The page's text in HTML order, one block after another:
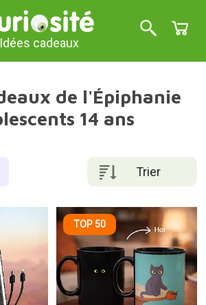
Idées cadeaux
de l'Épiphanie
14 ans
Trier
TOP 50